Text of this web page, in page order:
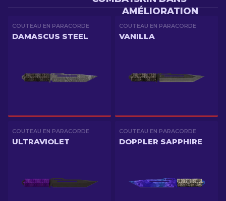
AMÉLIORATION
COUTEAU EN PARACORDE
DAMASCUS STEEL
COUTEAU EN PARACORDE
VANILLA
COUTEAU EN PARACORDE
ULTRAVIOLET
COUTEAU EN PARACORDE
DOPPLER SAPPHIRE